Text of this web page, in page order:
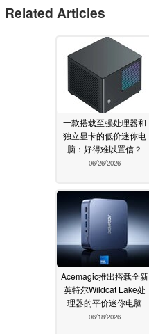
Related Articles
一款搭载至强处理器和
独立显卡的低价迷你电
脑：好得难以置信？
06/26/2026
Acemagic推出搭载全新
英特尔Wildcat Lake处
理器的平价迷你电脑
06/18/2026